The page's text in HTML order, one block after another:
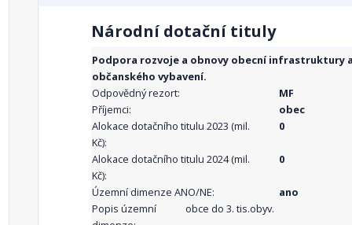
Národní dotační tituly
Podpora rozvoje a obnovy obecní infrastruktury
občanského vybavení.
Odpovědný rezort:
MF
Příjemci:
obec
Alokace dotačního titulu 2023 (mil.
Kč):
0
Alokace dotačního titulu 2024 (mil.
Kč):
0
Územní dimenze ANO/NE:
ano
Popis územní
obce do 3. tis.obyv.